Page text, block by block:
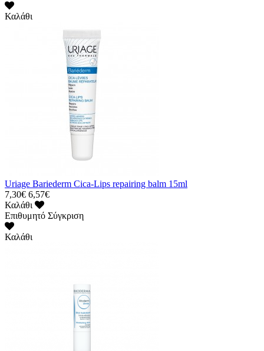
Καλάθι
Uriage Bariederm Cica-Lips repairing balm 15ml
7,30€ 6,57€
Καλάθι
Επιθυμητό Σύγκριση
Καλάθι